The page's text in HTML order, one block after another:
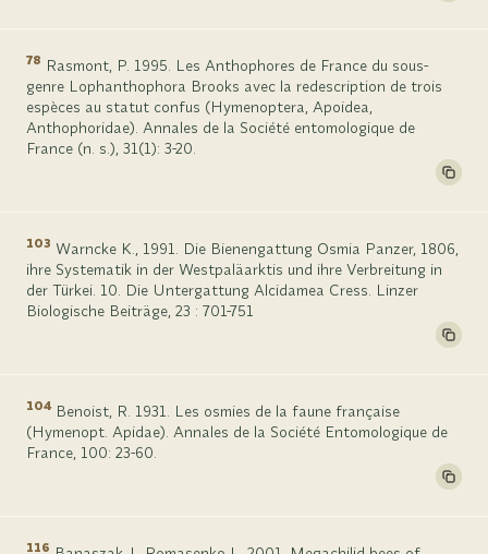
78 Rasmont, P. 1995. Les Anthophores de France du sous-
genre Lophanthophora Brooks avec la redescription de trois
espèces au statut confus (Hymenoptera, Apoidea,
Anthophoridae). Annales de la Société entomologique de
France (n. s.), 31(1): 3-20.
103 Warncke K., 1991. Die Bienengattung Osmia Panzer, 1806,
ihre Systematik in der Westpaläarktis und ihre Verbreitung in
der Türkei. 10. Die Untergattung Alcidamea Cress. Linzer
Biologische Beiträge, 23 : 701-751
104 Benoist, R. 1931. Les osmies de la faune française
(Hymenopt. Apidae). Annales de la Société Entomologique de
France, 100: 23-60.
116